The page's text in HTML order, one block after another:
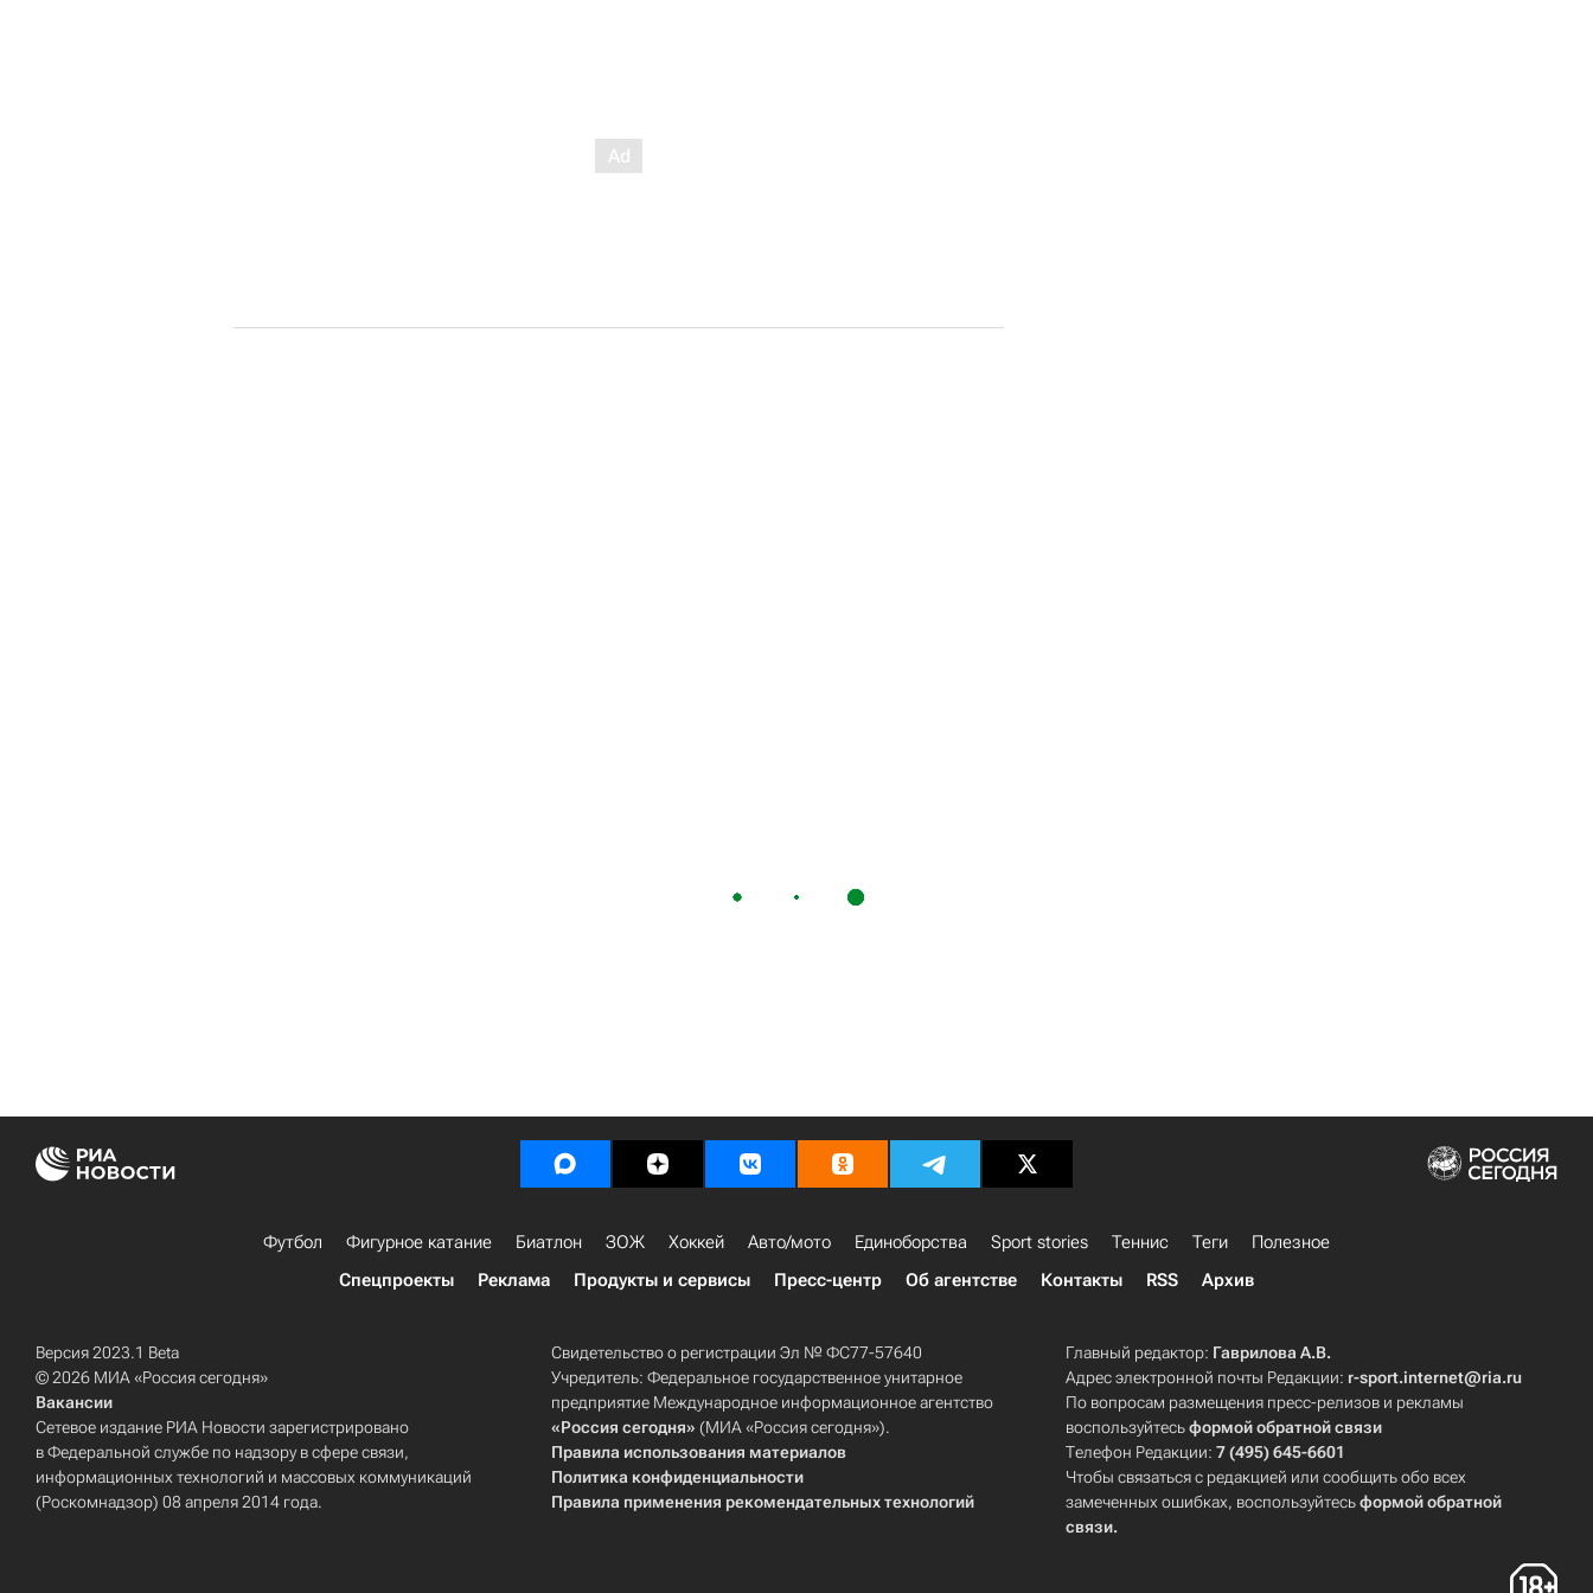
Футбол Фигурное катание Биатлон ЗОЖ Хоккей Авто/мото Единоборства Sport stories Теннис Теги
Полезное
Спецпроекты
Реклама Продукты и сервисы Пресс-центр Об агентстве Контакты RSS Архив
Версия 2023.1 Beta
© 2026 МИА «Россия сегодня»
Вакансии
Сетевое издание РИА Новости зарегистрировано
в Федеральной службе по надзору в сфере связи,
информационных технологий и массовых коммуникаций
(Роскомнадзор) 08 апреля 2014 года.
Свидетельство о регистрации Эл № ФС77-57640
Учредитель: Федеральное государственное унитарное
предприятие Международное информационное агентство
«Россия сегодня» (МИА «Россия сегодня»).
Правила использования материалов
Политика конфиденциальности
Правила применения рекомендательных технологий
Главный редактор: Гаврилова А.В.
Адрес электронной почты Редакции: r-sport.internet@ria.ru
По вопросам размещения пресс-релизов и рекламы
воспользуйтесьформой обратной связи
Телефон Редакции:7 (495) 645-6601
Чтобы связаться с редакцией или сообщить обо всех
замеченных ошибках, воспользуйтесьформой обратной
связи.